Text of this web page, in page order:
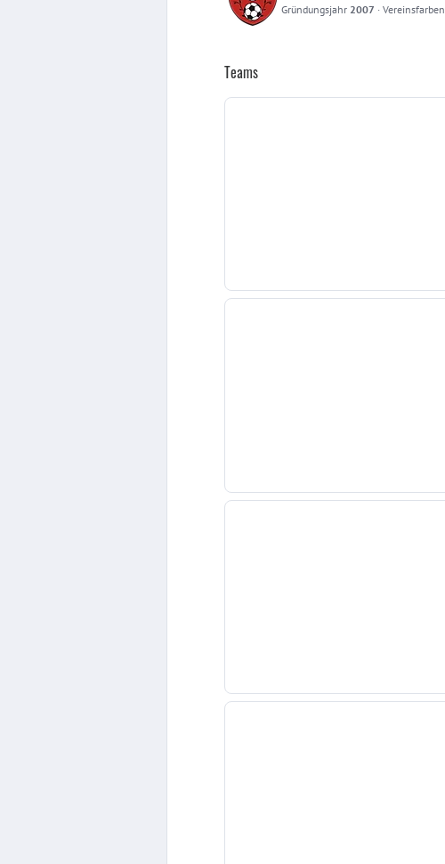
Gründungsjahr 2007 · Vereinsfarben
Teams